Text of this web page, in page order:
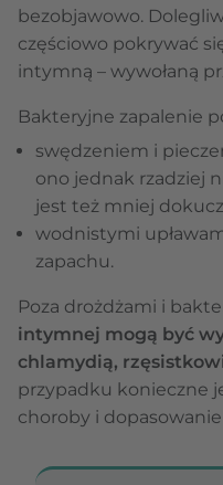
bezobjawowo.
częściowo pokrywać
intymną – wywołaną
Bakteryjne zapalenie
swędzeniem i
ono jednak rzadziej
jest też mniej
wodnistymi
zapachu.
Poza drożdżami i
intymnej mogą być
chlamydią,
przypadku konieczne
choroby i